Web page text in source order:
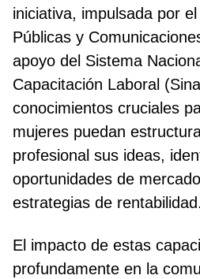
iniciativa, impulsada por
Públicas y
apoyo del Sistema
Capacitación Laboral
conocimientos cruciales
mujeres puedan
profesional sus ideas,
oportunidades de
estrategias de rentabilidad.
El impacto de estas
profundamente en la